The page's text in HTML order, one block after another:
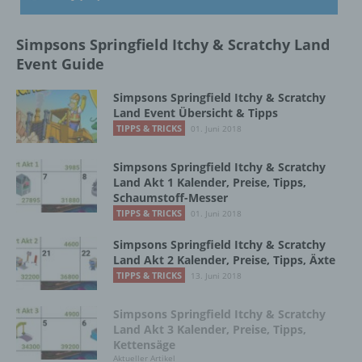
Simpsons Springfield Itchy & Scratchy Land
Event Guide
Simpsons Springfield Itchy & Scratchy
Land Event Übersicht & Tipps
TIPPS & TRICKS 01. Juni 2018
Simpsons Springfield Itchy & Scratchy
Land Akt 1 Kalender, Preise, Tipps,
Schaumstoff-Messer
TIPPS & TRICKS 01. Juni 2018
Simpsons Springfield Itchy & Scratchy
Land Akt 2 Kalender, Preise, Tipps, Äxte
TIPPS & TRICKS 13. Juni 2018
Simpsons Springfield Itchy & Scratchy
Land Akt 3 Kalender, Preise, Tipps,
Kettensäge
Aktueller Artikel
oder andere Stelle, die allein oder
und Mittel der Verarbeitung von
personenbezogenen Daten entscheidet.
Verarbeitung durch das Unionsrecht oder
das Recht der Mitgliedstaaten vorgegeben,
so kann der Verantwortliche
beziehungsweise können die bestimmten
Unionsrecht oder dem Recht der
Mitgliedstaaten vorgesehen werden.
h) Auftragsverarbeiter
Auftragsverarbeiter ist eine natürliche oder
oder andere Stelle, die personenbezogene
Daten im Auftrag des Verantwortlichen
verarbeitet.